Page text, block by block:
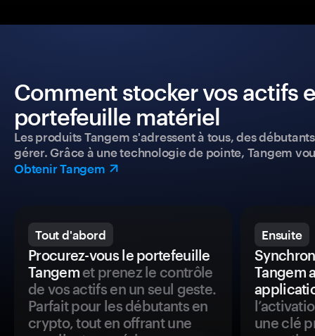
Comment stocker vos actifs
portefeuille matériel
Les produits Tangem s'adressent à tous, des
gérer. Grâce à une technologie de pointe, Tangem
Obtenir Tangem
Tout d'abord
Procurez-vous le portefeuille
Tangemet prenez le contrôle
de vos actifs en un seul geste.
Parfait pour les débutants en
crypto, tout en offrant une
Ensuite
Tangem
une clé